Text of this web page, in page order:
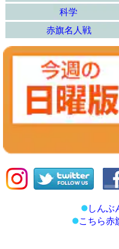
科学
赤旗名人戦
しんぶ
こちら赤